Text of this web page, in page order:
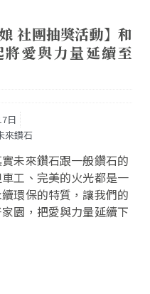
社團抽獎活動】和
將愛與力量延續至
日
來鑽石
未來鑽石跟一般鑽石的
工、完美的火光都是一
環保的特質，讓我們的
園，把愛與力量延續下